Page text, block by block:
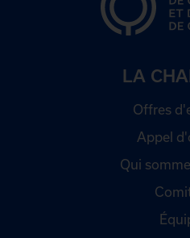
LA
Offres
Appel
Qui